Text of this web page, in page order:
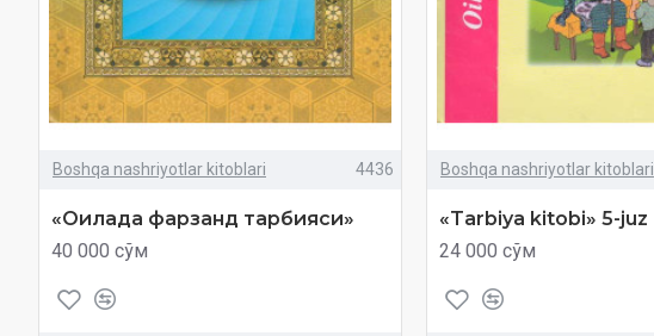
Boshqa nashriyotlar kitoblari 4436
«Оилада фарзанд тарбияси»
40 000 сўм
Boshqa nashriyotlar kitoblari
«Tarbiya kitobi» 5-juz
24 000 сўм